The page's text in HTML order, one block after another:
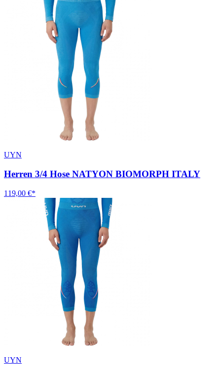
UYN
Herren 3/4 Hose NATYON BIOMORPH ITALY
119,00 €*
UYN